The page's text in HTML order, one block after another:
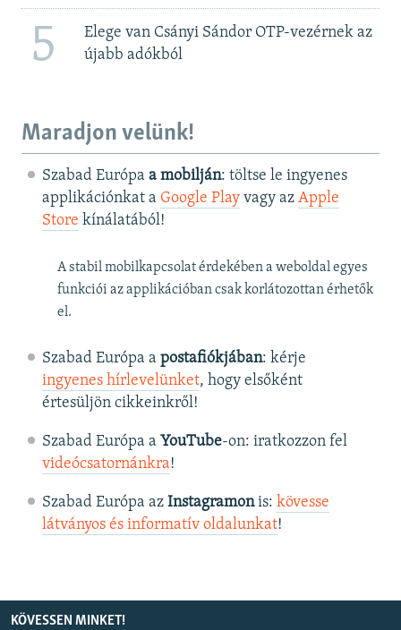
5
Elege van Csányi Sándor OTP-vezérnek az
újabb adókból
Maradjon velünk!
Szabad Európa a mobilján: töltse le ingyenes
applikációnkat a Google Playvagy az Apple
Store kínálatából!
A stabil mobilkapcsolat érdekében a weboldal egyes
funkciói az applikációban csak korlátozottan érhetők
el.
Szabad Európa a postafiókjában: kérje
ingyenes hírlevelünket, hogy elsőként
értesüljön cikkeinkről!
Szabad Európa a YouTube-on: iratkozzon fel
videócsatornánkra!
Szabad Európa az Instagramonis: kövesse
látványos és informatív oldalunkat! ​
KÖVESSEN MINKET!